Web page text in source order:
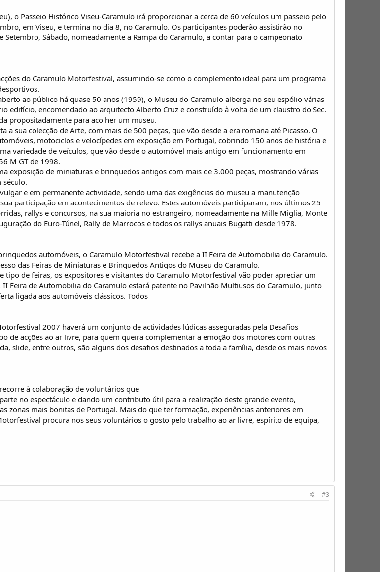
o Passeio Histórico Viseu-Caramulo irá proporcionar a cerca de 60 veículos um passeio pelo
em Viseu, e termina no dia 8, no Caramulo. Os participantes poderão assistirão no
Setembro, Sábado, nomeadamente a Rampa do Caramulo, a contar para o campeonato
do Caramulo Motorfestival, assumindo-se como o complemento ideal para um programa
ao público há quase 50 anos (1959), o Museu do Caramulo alberga no seu espólio várias
edifício, encomendado ao arquitecto Alberto Cruz e construído à volta de um claustro do Sec.
propositadamente para acolher um museu.
a sua colecção de Arte, com mais de 500 peças, que vão desde a era romana até Picasso. O
motociclos e velocípedes em exposição em Portugal, cobrindo 150 anos de história e
variedade de veículos, que vão desde o automóvel mais antigo em funcionamento em
M GT de 1998.
exposição de miniaturas e brinquedos antigos com mais de 3.000 peças, mostrando várias
século.
e em permanente actividade, sendo uma das exigências do museu a manutenção
participação em acontecimentos de relevo. Estes automóveis participaram, nos últimos 25
rallys e concursos, na sua maioria no estrangeiro, nomeadamente na Mille Miglia, Monte
do Euro-Túnel, Rally de Marrocos e todos os rallys anuais Bugatti desde 1978.
automóveis, o Caramulo Motorfestival recebe a II Feira de Automobilia do Caramulo.
das Feiras de Miniaturas e Brinquedos Antigos do Museu do Caramulo.
tipo de feiras, os expositores e visitantes do Caramulo Motorfestival vão poder apreciar um
Feira de Automobilia do Caramulo estará patente no Pavilhão Multiusos do Caramulo, junto
ligada aos automóveis clássicos. Todos
2007 haverá um conjunto de actividades lúdicas asseguradas pela Desafios
de acções ao ar livre, para quem queira complementar a emoção dos motores com outras
slide, entre outros, são alguns dos desafios destinados a toda a família, desde os mais novos
à colaboração de voluntários que
no espectáculo e dando um contributo útil para a realização deste grande evento,
zonas mais bonitas de Portugal. Mais do que ter formação, experiências anteriores em
procura nos seus voluntários o gosto pelo trabalho ao ar livre, espírito de equipa,
#3